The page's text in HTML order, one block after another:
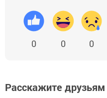
0 0 0
Расскажите друзьям